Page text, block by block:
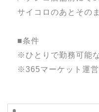
サイコロのあとその
■条件
※ひとりで勤務可能
※365マーケット運